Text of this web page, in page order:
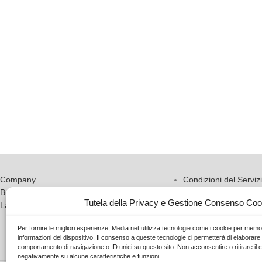
Tutela della Privacy e Gestione Consenso
Per fornire le migliori esperienze, Media net utilizza tecnologie come i cookie per
informazioni del dispositivo. Il consenso a queste tecnologie ci permetterà di elaborare
comportamento di navigazione o ID unici su questo sito. Non acconsentire o ritirare il
negativamente su alcune caratteristiche e funzioni.
Company
Business Partner
Lavora con noi
Condizioni del
Modalità di
Cookie Policy